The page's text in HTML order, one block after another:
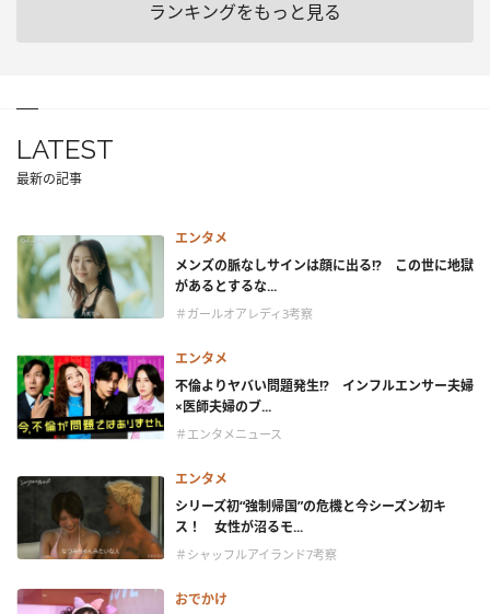
ランキングをもっと見る
LATEST
最新の記事
エンタメ
メンズの脈なしサインは顔に出る!? この世に地獄
があるとするな...
＃ガールオアレディ3考察
エンタメ
不倫よりヤバい問題発生!? インフルエンサー夫婦
×医師夫婦のブ...
＃エンタメニュース
エンタメ
シリーズ初“強制帰国”の危機と今シーズン初キ
ス！ 女性が沼るモ...
＃シャッフルアイランド7考察
おでかけ